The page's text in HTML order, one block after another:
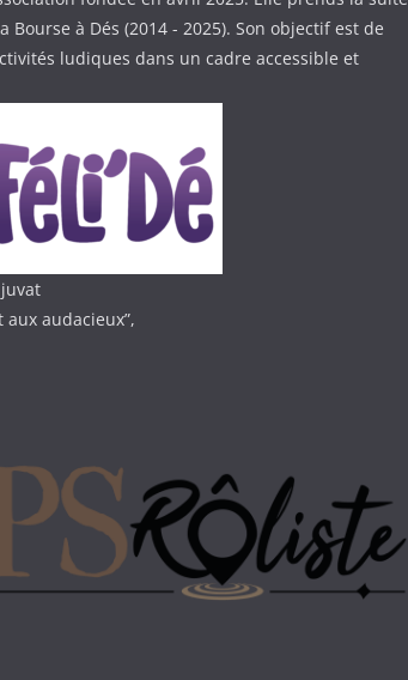
Bourse à Dés (2014 - 2025). Son objectif est de
ludiques dans un cadre accessible et
audacieux”,